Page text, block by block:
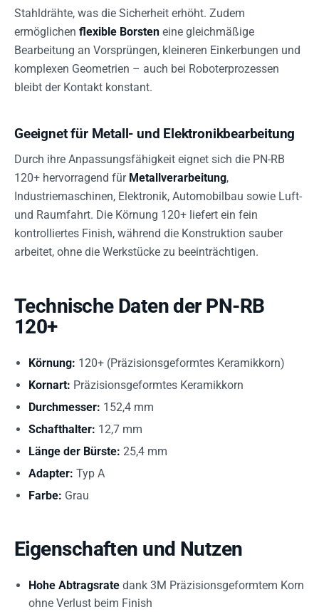
Stahldrähte, was die Sicherheit erhöht. Zudem
ermöglichen flexible Borsten eine gleichmäßige
Bearbeitung an Vorsprüngen, kleineren Einkerbungen und
komplexen Geometrien – auch bei Roboterprozessen
bleibt der Kontakt konstant.
Geeignet für Metall- und Elektronikbearbeitung
Durch ihre Anpassungsfähigkeit eignet sich die PN-RB
120+ hervorragend für Metallverarbeitung,
Industriemaschinen, Elektronik, Automobilbau sowie Luft-
und Raumfahrt. Die Körnung 120+ liefert ein fein
kontrolliertes Finish, während die Konstruktion sauber
arbeitet, ohne die Werkstücke zu beeinträchtigen.
Technische Daten der PN-RB
120+
Körnung: 120+ (Präzisionsgeformtes Keramikkorn)
Kornart: Präzisionsgeformtes Keramikkorn
Durchmesser: 152,4 mm
Schafthalter: 12,7 mm
Länge der Bürste: 25,4 mm
Adapter: Typ A
Farbe: Grau
Eigenschaften und Nutzen
Hohe Abtragsrate dank 3M Präzisionsgeformtem Korn
ohne Verlust beim Finish